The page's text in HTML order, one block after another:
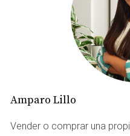
Donación
La donación es un acto
persona transfiere
puede parecer una opción
en cuenta ciertos aspectos
Ventajas de la
Amparo Lillo
Vender o comprar una